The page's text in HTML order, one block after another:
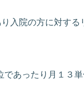
り入院の方に対す
あったり月１３